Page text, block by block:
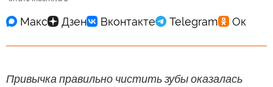
Привычка правильно чистить зубы оказалась